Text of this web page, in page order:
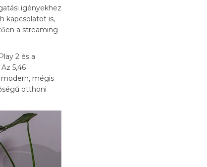
igényekhez
kapcsolatot is,
a streaming
2 és a
5,46
mégis
otthoni